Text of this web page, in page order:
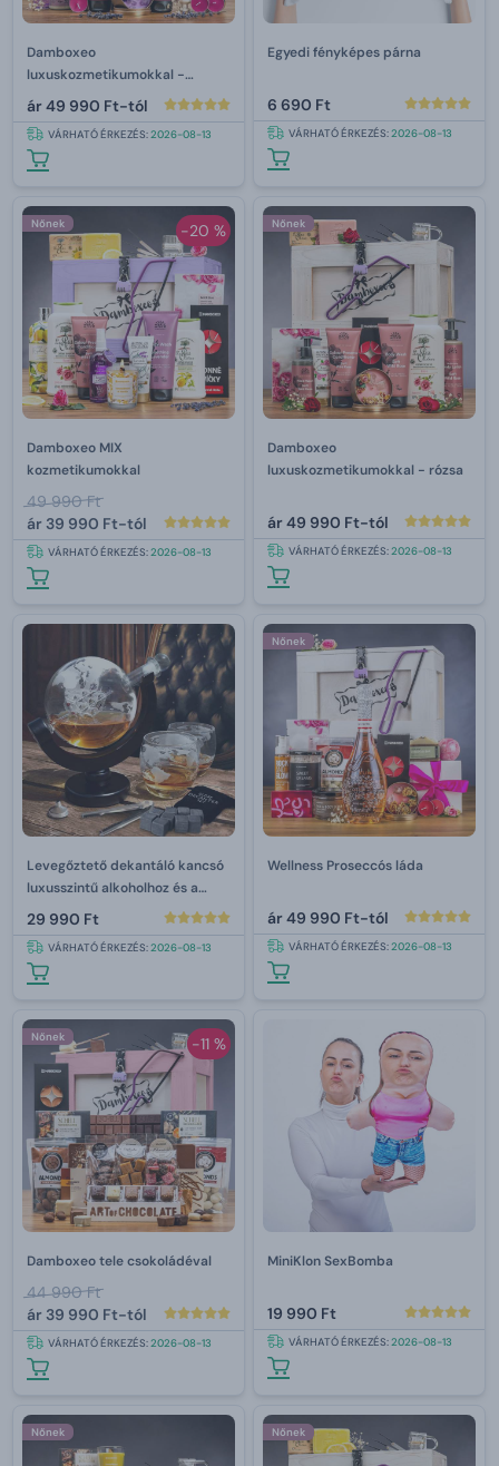
Damboxeo
luxuskozmetikumokkal -
levandula
ár49 990 Ft-tól
VÁRHATÓ ÉRKEZÉS:2026-08-13
Egyedi fényképes párna
6 690 Ft
VÁRHATÓ ÉRKEZÉS:2026-08-13
-20 %
Nőnek
Damboxeo MIX
kozmetikumokkal
49 990 Ft
ár39 990 Ft-tól
VÁRHATÓ ÉRKEZÉS:2026-08-13
Nőnek
Damboxeo
luxuskozmetikumokkal - rózsa
ár49 990 Ft-tól
VÁRHATÓ ÉRKEZÉS:2026-08-13
Levegőztető dekantáló kancsó
luxusszintű alkoholhoz és a
tartozékai 850 ml
29 990 Ft
VÁRHATÓ ÉRKEZÉS:2026-08-13
Nőnek
Wellness Proseccós láda
ár49 990 Ft-tól
VÁRHATÓ ÉRKEZÉS:2026-08-13
-11 %
Nőnek
Damboxeo tele csokoládéval
44 990 Ft
ár39 990 Ft-tól
VÁRHATÓ ÉRKEZÉS:2026-08-13
MiniKlon SexBomba
19 990 Ft
VÁRHATÓ ÉRKEZÉS:2026-08-13
Nőnek Nőnek